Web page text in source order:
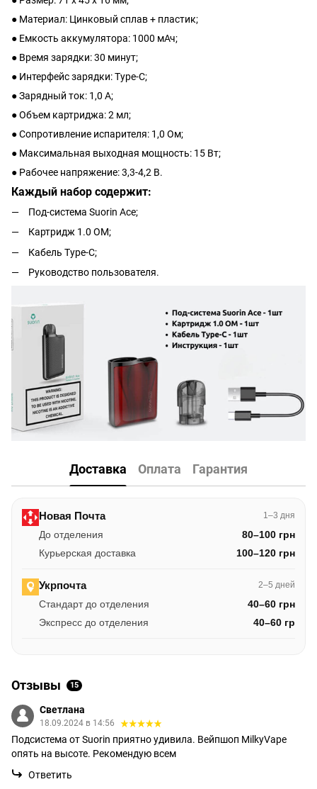
● Материал: Цинковый сплав + пластик;
● Емкость аккумулятора: 1000 мАч;
● Время зарядки: 30 минут;
● Интерфейс зарядки: Type-C;
● Зарядный ток: 1,0 А;
● Объем картриджа: 2 мл;
● Сопротивление испарителя: 1,0 Ом;
● Максимальная выходная мощность: 15 Вт;
● Рабочее напряжение: 3,3-4,2 В.
Каждый набор содержит:
Под-система Suorin Ace;
Картридж 1.0 ОМ;
Кабель Type-C;
Руководство пользователя.
Доставка Оплата Гарантия
Новая Почта 1–3 дня
До отделения
80–100 грн
Курьерская доставка
100–120 грн
Укрпочта 2–5 дней
Стандарт до отделения
40–60 грн
Экспресс до отделения
40–60 гр
Отзывы 15
Светлана
18.09.2024 в 14:56
Подсистема от Suorin приятно удивила. Вейпшоп MilkyVape
опять на высоте. Рекомендую всем
Ответить